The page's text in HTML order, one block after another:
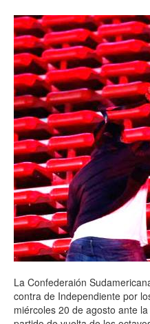
La Confederaión
contra de Independiente por
miércoles 20 de agosto ante